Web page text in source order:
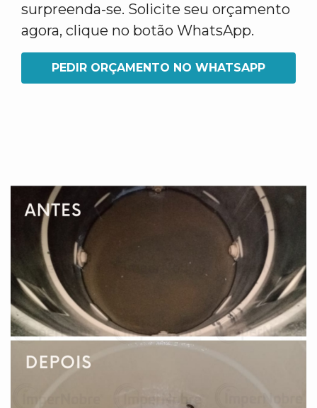
surpreenda-se. Solicite seu orçamento
agora, clique no botão WhatsApp.
PEDIR ORÇAMENTO NO WHATSAPP